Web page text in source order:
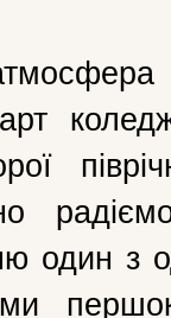
один